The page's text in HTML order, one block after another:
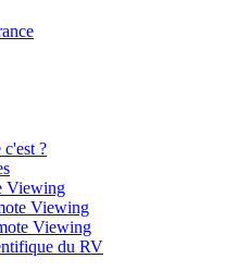
?
Viewing
Viewing
Viewing
du RV